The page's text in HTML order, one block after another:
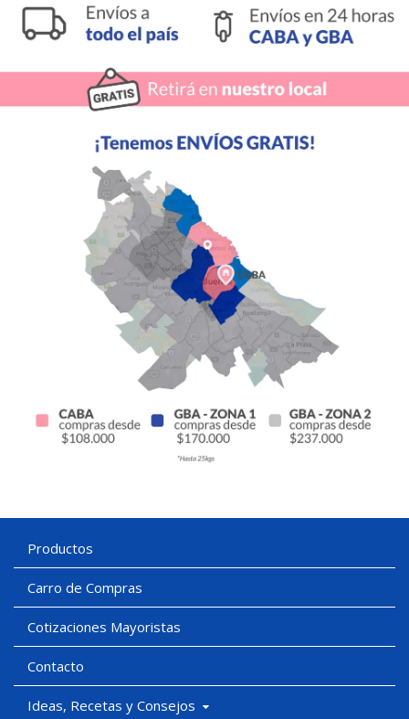
Productos
Carro de Compras
Cotizaciones Mayoristas
Contacto
Ideas, Recetas y Consejos